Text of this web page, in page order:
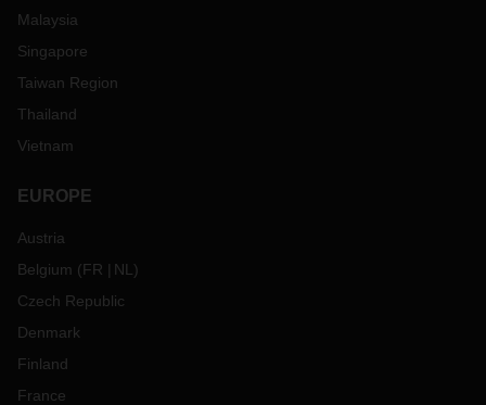
Malaysia
Singapore
Taiwan Region
Thailand
Vietnam
EUROPE
Austria
Belgium (FR NL )
Czech Republic
Denmark
Finland
France